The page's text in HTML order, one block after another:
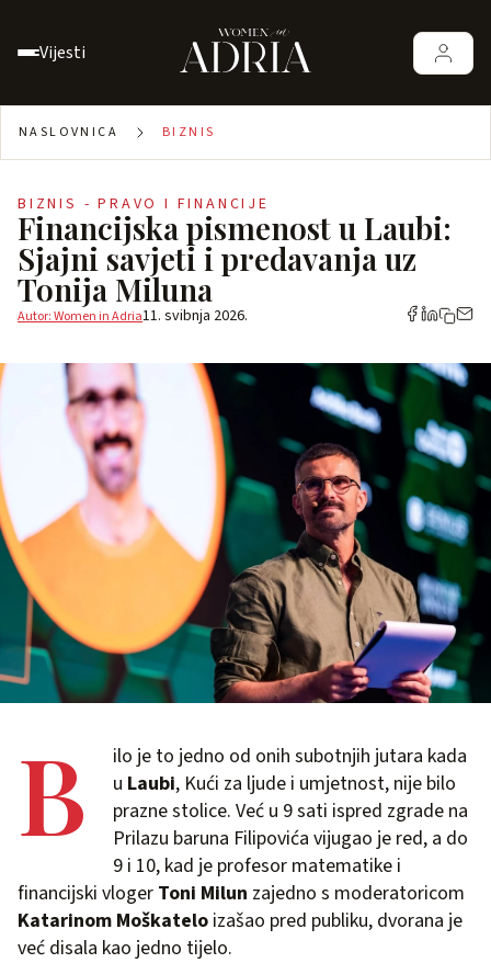
Vijesti
NASLOVNICA BIZNIS
BIZNIS - PRAVO I FINANCIJE
Financijska pismenost u Laubi:
Sjajni savjeti i predavanja uz
Tonija Miluna
Autor: Women in Adria11. svibnja 2026.
B
ilo je to jedno od onih subotnjih jutara kada
u Laubi, Kući za ljude i umjetnost, nije bilo
prazne stolice. Već u 9 sati ispred zgrade na
Prilazu baruna Filipovića vijugao je red, a do
9 i 10, kad je profesor matematike i
financijski vloger Toni Milun zajedno s moderatoricom
Katarinom Moškatelo izašao pred publiku, dvorana je
već disala kao jedno tijelo.